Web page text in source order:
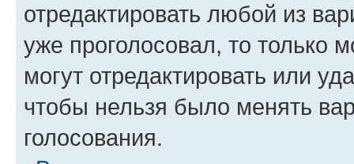
отредактировать любой из
уже проголосовал, то только
могут отредактировать или
чтобы нельзя было менять
голосования.